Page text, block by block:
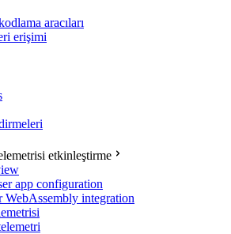
aracıları
erişimi
etkinleştirme
app configuration
WebAssembly integration